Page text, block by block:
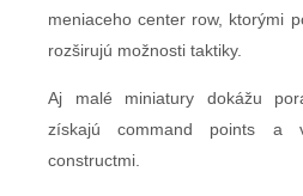
meniaceho center row, ktorými
rozširujú možnosti taktiky.
Aj malé miniatury dokážu
získajú command points a
constructmi.